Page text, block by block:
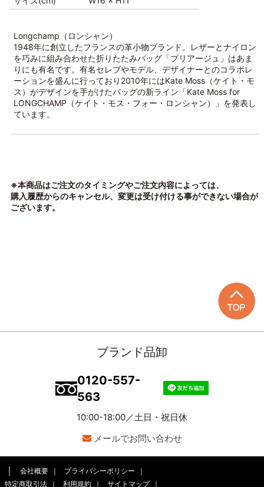
Longchamp（ロンシャン）
1948年に創立したフランスの革小物ブランド。レザーとナイロン
を巧みに組み合わせた折りたたみバッグ「プリアージュ」はあま
りにも有名です。有名セレブやモデル、デザイナーとのコラボレ
ーションを盛んに行っており2010年にはKate Moss（ケイト・モ
ス）がデザインを手がけたバッグの新ライン「Kate Moss for
LONGCHAMP（ケイト・モス・フォー・ロンシャン）」を発表し
ています。
※本商品はご注文のタイミングやご注文内容によっては、
購入履歴からのキャンセル、変更は受け付ける事ができない場合が
ございます。
ブランド品卸
0120-557-
563
10:00-18:00／土日・祝日休
メールでお問い合わせ
会社概要
プライバシーポリシー
特定商取引法
利用規約 サイトマップ